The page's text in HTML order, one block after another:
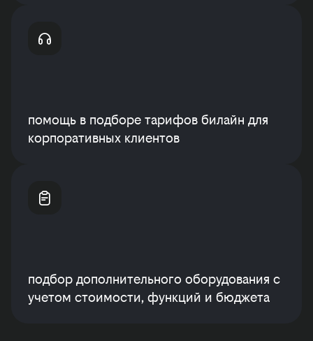
помощь в подборе тарифов билайн для
корпоративных клиентов
подбор дополнительного оборудования с
учетом стоимости, функций и бюджета